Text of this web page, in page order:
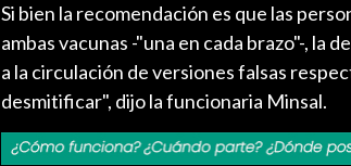
Si bien la recomendación es que las
ambas vacunas -"una en cada brazo"-, la
a la circulación de versiones falsas
desmitificar", dijo la funcionaria Minsal.